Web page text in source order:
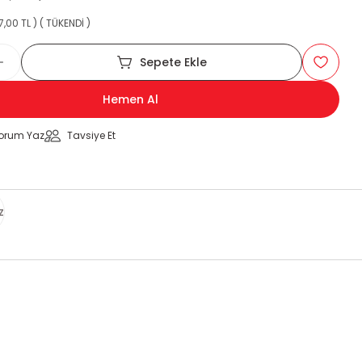
TL ) ( TÜKENDİ )
Sepete Ekle
Hemen Al
Yaz Tavsiye Et